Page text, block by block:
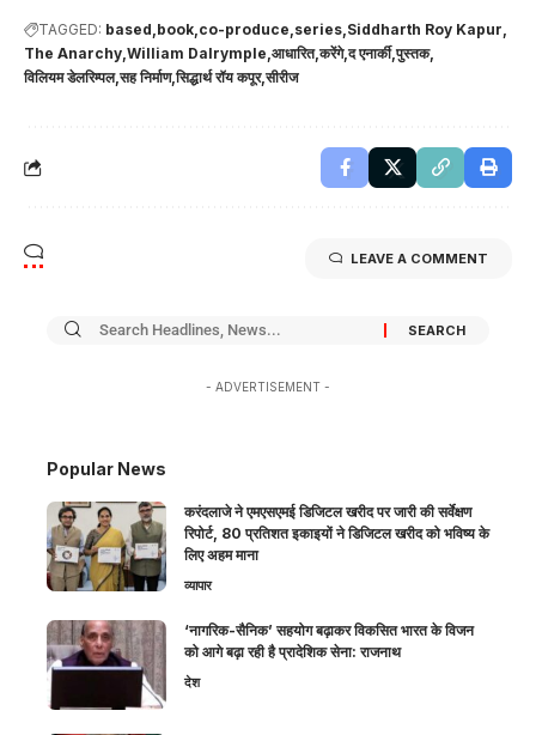
TAGGED: based book co-produce series Siddharth Roy Kapur
The Anarchy William Dalrymple आधारित करेंगे द एनार्की पुस्तक
विलियम डेलरिम्पल सह निर्माण सिद्धार्थ रॉय कपूर सीरीज
LEAVE A COMMENT
- ADVERTISEMENT -
Popular News
करंदलाजे ने एमएसएमई डिजिटल खरीद पर जारी की सर्वेक्षण
रिपोर्ट, 80 प्रतिशत इकाइयों ने डिजिटल खरीद को भविष्य के
लिए अहम माना
व्यापार
‘नागरिक-सैनिक’ सहयोग बढ़ाकर विकसित भारत के विजन
को आगे बढ़ा रही है प्रादेशिक सेना: राजनाथ
देश